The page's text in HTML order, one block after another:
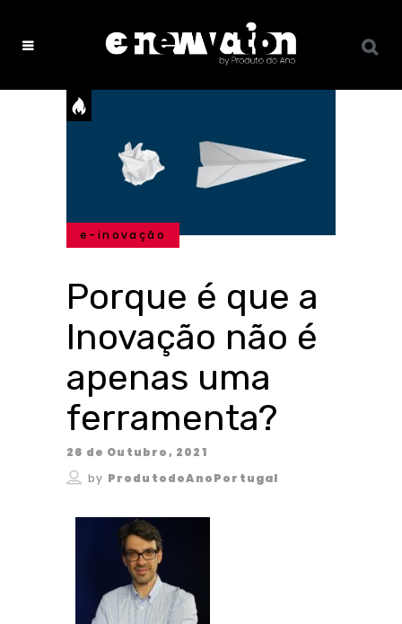
e-inovação
Porque é que a
Inovação não é
apenas uma
ferramenta?
26 de Outubro, 2021
by ProdutodoAnoPortugal